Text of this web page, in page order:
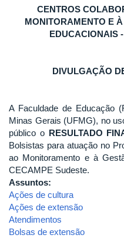
CENTROS
MONITORAMENTO E
EDUCACIONAIS
DIVULGAÇÃO
A Faculdade de Educação
Minas Gerais (UFMG), no
público o RESULTADO
Bolsistas para atuação no
ao Monitoramento e à
CECAMPE Sudeste.
Assuntos:
Ações de cultura
Ações de extensão
Atendimentos
Bolsas de extensão